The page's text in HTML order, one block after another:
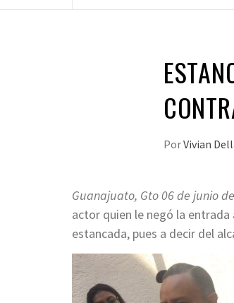
PorVivian
Guanajuato, Gto 06 de junio
actor quien le negó la entrada
estancada, pues a decir del